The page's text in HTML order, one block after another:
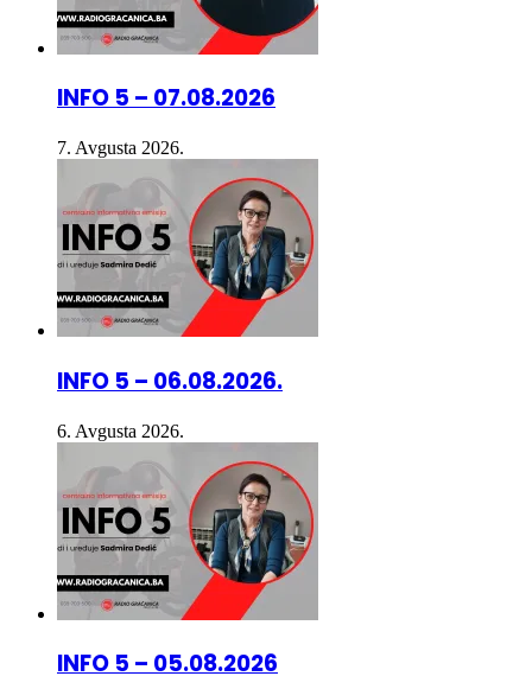
INFO 5 – 07.08.2026
7. Avgusta 2026.
INFO 5 – 06.08.2026.
6. Avgusta 2026.
INFO 5 – 05.08.2026
5. Avgusta 2026.